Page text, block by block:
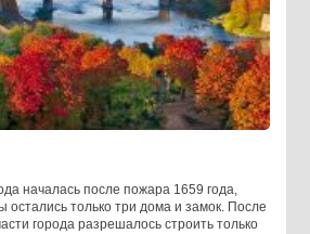
началась после пожара 1659 года,
остались только три дома и замок. После
города разрешалось строить только